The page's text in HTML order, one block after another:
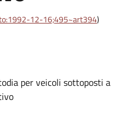
12-16;495~art394)
per veicoli sottoposti a